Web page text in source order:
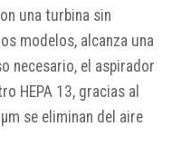
una turbina sin
modelos, alcanza una
necesario, el aspirador
HEPA 13, gracias al
se eliminan del aire